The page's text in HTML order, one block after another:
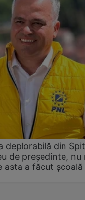
deplorabilă din
de președinte, nu
asta a făcut școală